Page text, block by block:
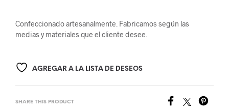
Confeccionado artesanalmente. Fabricamos según las
medias y materiales que el cliente desee.
AGREGAR A LA LISTA DE DESEOS
SHARE THIS PRODUCT